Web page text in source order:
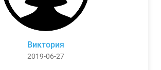
Виктория
2019-06-27